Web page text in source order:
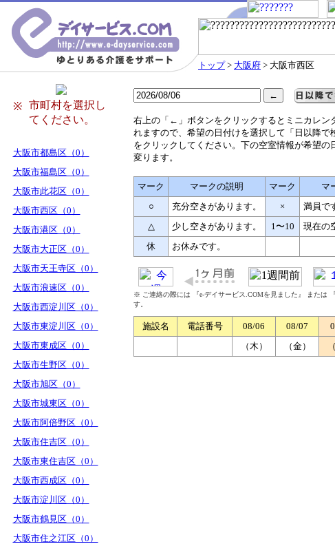
トップ> 大阪府 > 大阪市西区
※
市町村を選択し
てください。
大阪市都島区（0）
大阪市福島区（0）
大阪市此花区（0）
大阪市西区（0）
大阪市港区（0）
大阪市大正区（0）
大阪市天王寺区（0）
大阪市浪速区（0）
大阪市西淀川区（0）
大阪市東淀川区（0）
大阪市東成区（0）
大阪市生野区（0）
大阪市旭区（0）
大阪市城東区（0）
大阪市阿倍野区（0）
大阪市住吉区（0）
大阪市東住吉区（0）
大阪市西成区（0）
大阪市淀川区（0）
大阪市鶴見区（0）
大阪市住之江区（0）
右上の「←」ボタンをクリックするとミニカレン
れますので、希望の日付けを選択して「日以降で
をクリックしてください。下の空室情報が希望の
変ります。
マーク マークの説明 マーク
マ
○
充分空きがあります。 ×
満員で
△
少し空きがあります。 1〜10
現在の
休
お休みです。
※ ご連絡の際には 『e-デイサービス.COMを見ました』 または
す。
施設名 電話番号 08/06 08/07
（木）
（金）